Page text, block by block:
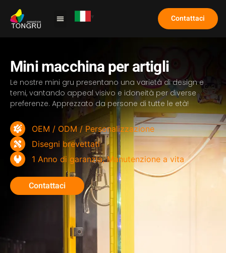
Contattaci
Mini macchina per artigli
Le nostre mini gru presentano una varietà di design e
temi, vantando appeal visivo e idoneità per diverse
preferenze. Apprezzato da persone di tutte le età!
OEM / ODM / Personalizzazione
Disegni brevettati
1 Anno di garanzia, Manutenzione a vita
Contattaci